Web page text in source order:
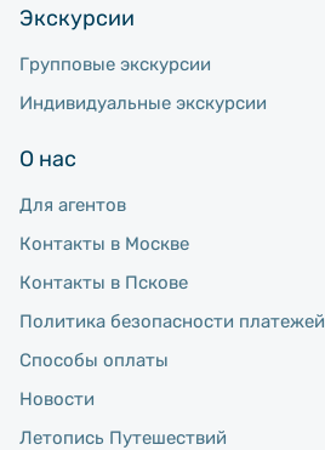
Экскурсии
Групповые экскурсии
Индивидуальные экскурсии
О нас
Для агентов
Контакты в Москве
Контакты в Пскове
Политика безопасности платежей
Способы оплаты
Новости
Летопись Путешествий